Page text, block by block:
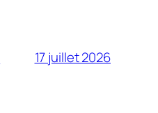
17 juillet 2026